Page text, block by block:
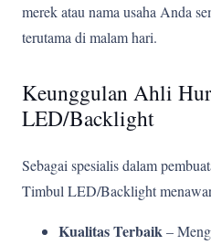
merek atau nama usaha Anda
terutama di malam hari.
Keunggulan Ahli
LED/Backlight
Sebagai spesialis dalam
Timbul LED/Backlight
Kualitas Terbaik–